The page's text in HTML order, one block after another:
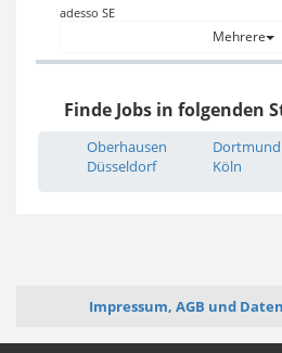
adesso SE
Mehrere
Finde Jobs in folgenden
Oberhausen
Düsseldorf
Dortmund
Köln
Impressum, AGB und